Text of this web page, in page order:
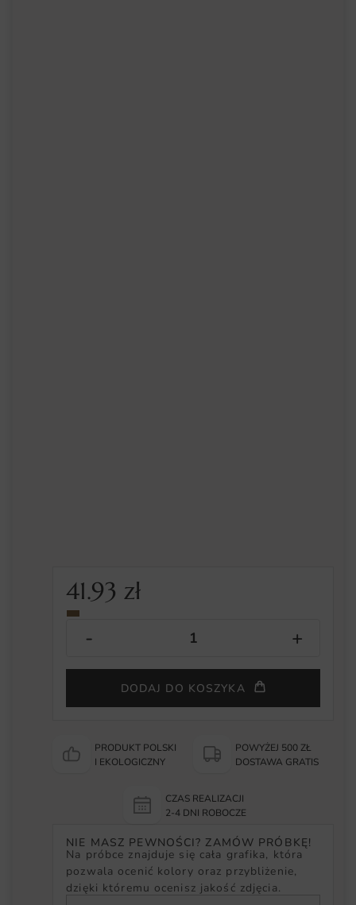
41.93zł
DODAJ DO KOSZYKA
PRODUKT POLSKI
I EKOLOGICZNY
POWYŻEJ 500 ZŁ
DOSTAWA GRATIS
CZAS REALIZACJI
2-4 DNI ROBOCZE
NIE MASZ PEWNOŚCI? ZAMÓW PRÓBKĘ!
Na próbce znajduje się cała grafika, która
pozwala ocenić kolory oraz przybliżenie,
dzięki któremu ocenisz jakość zdjęcia.